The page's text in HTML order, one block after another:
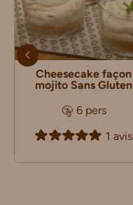
Cheesecake façon
mojito Sans Gluten
6 pers
1 avis